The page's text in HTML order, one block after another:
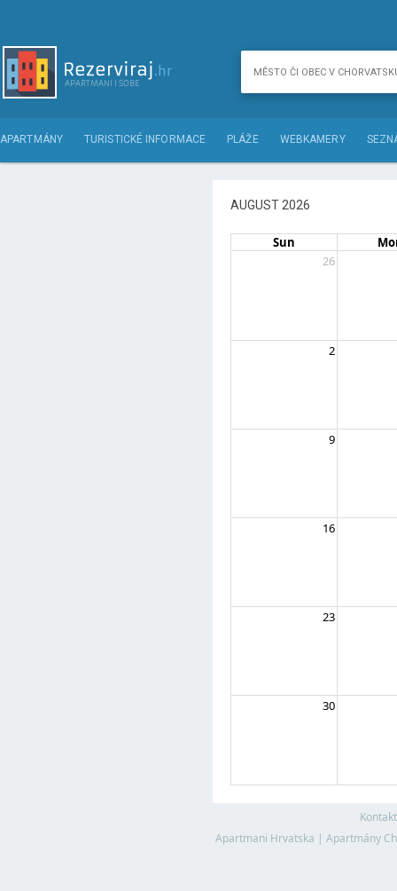
APARTMÁNY TURISTICKÉ INFORMACE PLÁŽE WEBKAMERY
AUGUST 2026
Sun
26
2
9
16
23
30
Kontakt
Apartmani Hrvatska | Apartmány